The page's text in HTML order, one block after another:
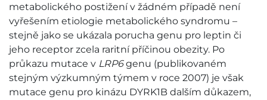
metabolického postižení v žádném případě není
vyřešením etiologie metabolického syndromu –
stejně jako se ukázala porucha genu pro leptin či
jeho receptor zcela raritní příčinou obezity. Po
průkazu mutace v LRP6genu (publikovaném
stejným výzkumným týmem v roce 2007) je však
mutace genu pro kinázu DYRK1B dalším důkazem,